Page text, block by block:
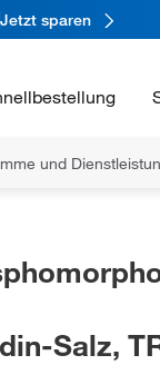
Jetzt sparen
und
Salz,